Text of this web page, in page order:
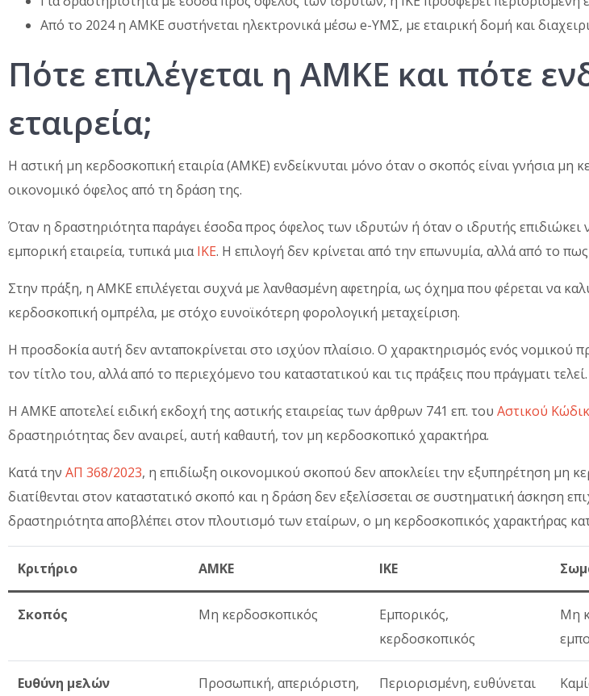
Από το 2024 η ΑΜΚΕ συστήνεται ηλεκτρονικά μέσω e-ΥΜΣ, με εταιρική δομή και
Πότε επιλέγεται η ΑΜΚΕ και πότε
εταιρεία;
Η αστική μη κερδοσκοπική εταιρία (ΑΜΚΕ) ενδείκνυται μόνο όταν ο σκοπός είναι γνήσια μη
οικονομικό όφελος από τη δράση της.
Όταν η δραστηριότητα παράγει έσοδα προς όφελος των ιδρυτών ή όταν ο ιδρυτής επιδιώκει
εμπορική εταιρεία, τυπικά μιαΙΚΕ. Η επιλογή δεν κρίνεται από την επωνυμία, αλλά από το
Στην πράξη, η ΑΜΚΕ επιλέγεται συχνά με λανθασμένη αφετηρία, ως όχημα που φέρεται να
κερδοσκοπική ομπρέλα, με στόχο ευνοϊκότερη φορολογική μεταχείριση.
Η προσδοκία αυτή δεν ανταποκρίνεται στο ισχύον πλαίσιο. Ο χαρακτηρισμός ενός
τον τίτλο του, αλλά από το περιεχόμενο του καταστατικού και τις πράξεις που πράγματι τελεί.
Η ΑΜΚΕ αποτελεί ειδική εκδοχή της αστικής εταιρείας των άρθρων 741 επ. του Αστικού
δραστηριότητας δεν αναιρεί, αυτή καθαυτή, τον μη κερδοσκοπικό χαρακτήρα.
Κατά την ΑΠ 368/2023, η επιδίωξη οικονομικού σκοπού δεν αποκλείει την εξυπηρέτηση μη
διατίθενται στον καταστατικό σκοπό και η δράση δεν εξελίσσεται σε συστηματική άσκηση
δραστηριότητα αποβλέπει στον πλουτισμό των εταίρων, ο μη κερδοσκοπικός χαρακτήρας
Κριτήριο ΑΜΚΕ ΙΚΕ
Σκοπός Μη κερδοσκοπικός
Εμπορικός,
κερδοσκοπικός
Μη
Ευθύνη μελών
Προσωπική, απεριόριστη,
Περιορισμένη, ευθύνεται